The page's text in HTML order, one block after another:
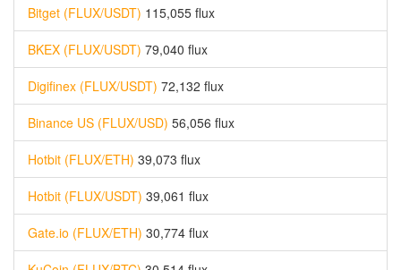
Bitget (FLUX/USDT) 115,055 flux
BKEX (FLUX/USDT) 79,040 flux
Digifinex (FLUX/USDT) 72,132 flux
Binance US (FLUX/USD) 56,056 flux
Hotbit (FLUX/ETH) 39,073 flux
Hotbit (FLUX/USDT) 39,061 flux
Gate.io (FLUX/ETH) 30,774 flux